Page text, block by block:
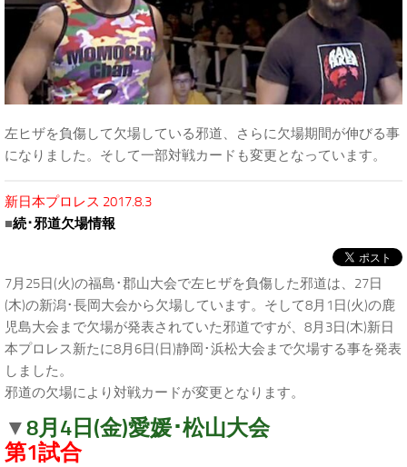
左ヒザを負傷して欠場している邪道、さらに欠場期間が伸びる事
になりました。そして一部対戦カードも変更となっています。
新日本プロレス 2017.8.3
■続･邪道欠場情報
7月25日(火)の福島･郡山大会で左ヒザを負傷した邪道は、27日
(木)の新潟･長岡大会から欠場しています。そして8月1日(火)の鹿
児島大会まで欠場が発表されていた邪道ですが、8月3日(木)新日
本プロレス新たに8月6日(日)静岡･浜松大会まで欠場する事を発表
しました。
邪道の欠場により対戦カードが変更となります。
▼8月4日(金)愛媛･松山大会
第1試合